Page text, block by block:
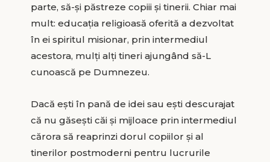
parte, să-și păstreze copiii și tinerii. Chiar mai
mult: educația religioasă oferită a dezvoltat
în ei spiritul misionar, prin intermediul
acestora, mulți alți tineri ajungând să-L
cunoască pe Dumnezeu.
Dacă ești în pană de idei sau ești descurajat
că nu găsești căi și mijloace prin intermediul
cărora să reaprinzi dorul copiilor și al
tinerilor postmoderni pentru lucrurile